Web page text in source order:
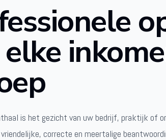
is het gezicht van uw bedrijf, praktijk of
correcte en meertalige